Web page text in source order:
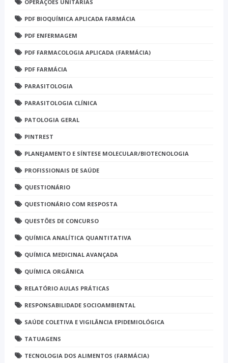
OPERAÇÕES UNITÁRIAS
PDF BIOQUÍMICA APLICADA FARMÁCIA
PDF ENFERMAGEM
PDF FARMACOLOGIA APLICADA (FARMÁCIA)
PDF FARMÁCIA
PARASITOLOGIA
PARASITOLOGIA CLÍNICA
PATOLOGIA GERAL
PINTREST
PLANEJAMENTO E SÍNTESE MOLECULAR/BIOTECNOLOGIA
PROFISSIONAIS DE SAÚDE
QUESTIONÁRIO
QUESTIONÁRIO COM RESPOSTA
QUESTÕES DE CONCURSO
QUÍMICA ANALÍTICA QUANTITATIVA
QUÍMICA MEDICINAL AVANÇADA
QUÍMICA ORGÂNICA
RELATÓRIO AULAS PRÁTICAS
RESPONSABILIDADE SOCIOAMBIENTAL
SAÚDE COLETIVA E VIGILÂNCIA EPIDEMIOLÓGICA
TATUAGENS
TECNOLOGIA DOS ALIMENTOS (FARMÁCIA)